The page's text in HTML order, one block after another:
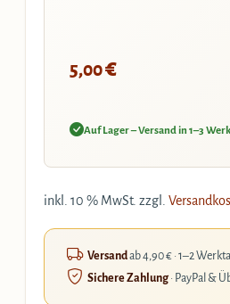
5,00€
Auf Lager – Versand in 1–3
inkl. 10 % MwSt. zzgl.
Versandab 4,90 € · 1–2
Sichere Zahlung· PayPal &